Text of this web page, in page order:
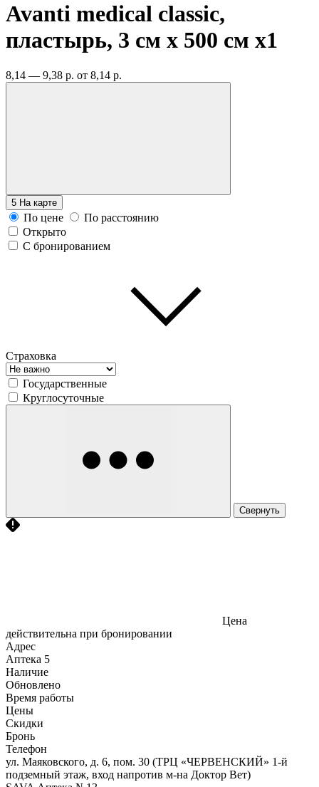
Avanti medical classic,
пластырь, 3 см х 500 см x1
8,14 — 9,38 р. от 8,14 р.
5 На карте
По цене
По расстоянию
Открыто
С бронированием
Страховка
Государственные
Круглосуточные
Свернуть
Цена
действительна при бронировании
Адрес
Аптека 5
Наличие
Обновлено
Время работы
Цены
Скидки
Бронь
Телефон
ул. Маяковского, д. 6, пом. 30 (ТРЦ «ЧЕРВЕНСКИЙ» 1-й
подземный этаж, вход напротив м-на Доктор Вет)